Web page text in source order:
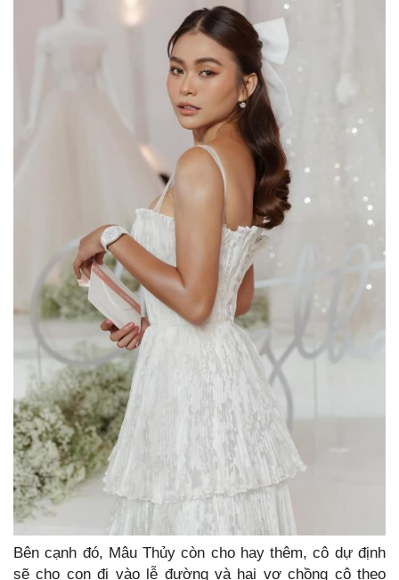
Bên cạnh đó, Mâu Thủy còn cho hay thêm, cô dự định
sẽ cho con đi vào lễ đường và hai vợ chồng cô theo